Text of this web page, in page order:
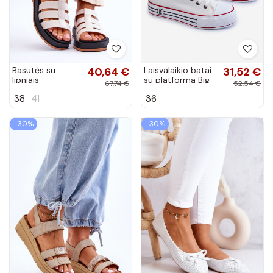
Basutės su
lipniais
dramblio kaulo
40,64 €
67,74 €
38 41
Laisvalaikio batai
su platforma Big
spalvos
31,52 €
52,54 €
36
−30% −30%